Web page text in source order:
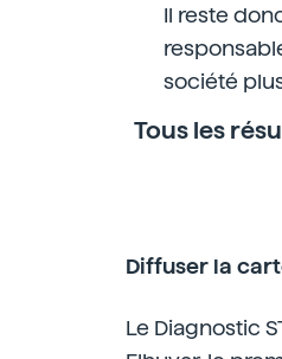
Il reste
société
Tous les
Diffuser la
Le Diagnostic